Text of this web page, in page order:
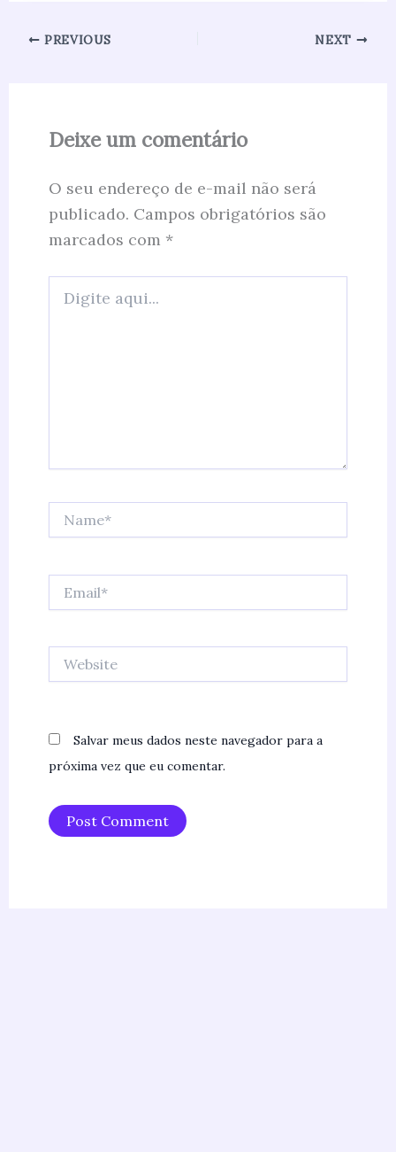
PREVIOUS NEXT
Deixe um comentário
O seu endereço de e-mail não será
publicado. Campos obrigatórios são
marcados com *
aqui...
Salvar meus dados neste navegador para a
próxima vez que eu comentar.